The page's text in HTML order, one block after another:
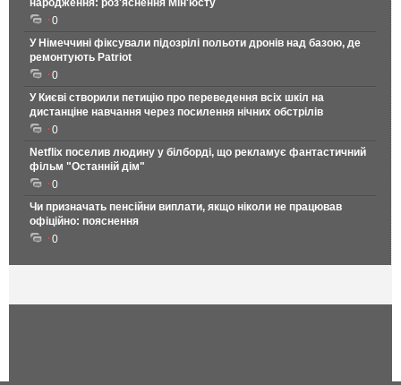
народження: роз'яснення Мін'юсту
0
У Німеччині фіксували підозрілі польоти дронів над базою, де
ремонтують Patriot
0
У Києві створили петицію про переведення всіх шкіл на
дистанціне навчання через посилення нічних обстрілів
0
Netflix поселив людину у білборді, що рекламує фантастичний
фільм "Останній дім"
0
Чи призначать пенсійни виплати, якщо ніколи не працював
офіційно: пояснення
0